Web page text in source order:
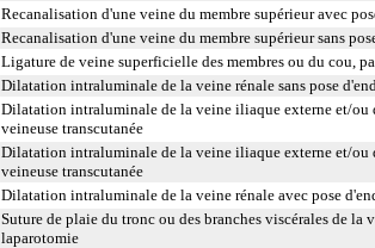
Recanalisation d'une veine du membre supérieur avec
Recanalisation d'une veine du membre supérieur sans
Ligature de veine superficielle des membres ou du cou,
Dilatation intraluminale de la veine rénale sans pose
Dilatation intraluminale de la veine iliaque externe et/ou
veineuse transcutanée
Dilatation intraluminale de la veine iliaque externe et/ou
veineuse transcutanée
Dilatation intraluminale de la veine rénale avec pose
Suture de plaie du tronc ou des branches viscérales de
laparotomie